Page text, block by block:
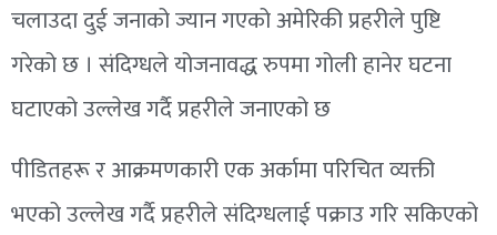
चलाउदा दुई जनाको ज्यान गएको अमेरिकी प्रहरीले पुष्टि
गरेको छ । संदिग्धले योजनावद्ध रुपमा गोली हानेर घटना
घटाएको उल्लेख गर्दै प्रहरीले जनाएको छ
पीडितहरू र आक्रमणकारी एक अर्कामा परिचित व्यक्ती
भएको उल्लेख गर्दै प्रहरीले संदिग्धलाई पक्राउ गरि सकिएको